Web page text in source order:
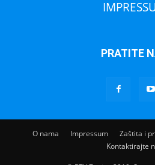
PRATITE
O nama Impressum Zaštita i
Kontaktirajte